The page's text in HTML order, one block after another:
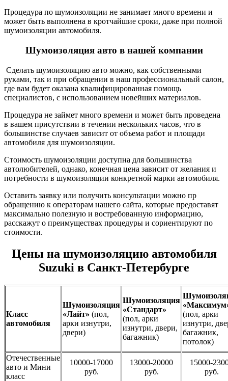
Процедура по шумоизоляции не занимает много времени и
может быть выполнена в кротчайшие сроки, даже при полной
шумоизоляции автомобиля.
Шумоизоляция авто в нашей компании
Сделать шумоизоляцию авто можно, как собственными
руками, так и при обращении в наш профессиональный салон,
где вам будет оказана квалифицированная помощь
специалистов, с использованием новейших материалов.
Процедура не займет много времени и может быть проведена
в вашем присутствии в течении нескольких часов, что в
большинстве случаев зависит от объема работ и площади
автомобиля для шумоизоляции.
Стоимость шумоизоляции доступна для большинства
автолюбителей, однако, конечная цена зависит от желания и
потребности в шумоизоляции конкретной марки автомобиля.
Оставить заявку или получить консультации можно пр
обращению к операторам нашего сайта, которые предоставят
максимально полезную и востребованную информацию,
расскажут о преимуществах процедуры и сориентируют по
стоимости.
Цены на шумоизоляцию автомобиля
Suzuki в Санкт-Петербурге
Класс
автомобиля
Шумоизоляция
«Лайт» (пол,
арки изнутри,
двери)
Шумоизоляция
«Стандарт»
(пол, арки
изнутри, двери,
багажник)
(пол, арки
изнутри,
багажник,
потолок)
Отечественные
авто и Мини
класс
10000-17000
руб.
13000-20000
руб.
15000-
руб.